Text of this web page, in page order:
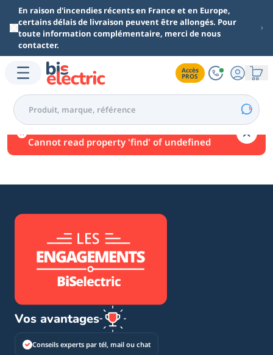
Aller au contenu principal
En raison d'incendies récents en France et en Europe,
certains délais de livraison peuvent être allongés. Pour
toute information complémentaire, merci de nous
contacter.
Accès
PROS
Une erreur est survenue.
Cannot read property 'find' of undefined
Vos avantages
Conseils experts par tél, mail ou chat